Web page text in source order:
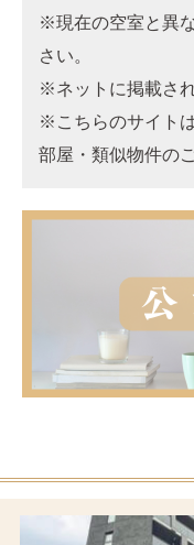
※現在の空室と異
さい。
※ネットに掲載さ
※こちらのサイト
部屋・類似物件の